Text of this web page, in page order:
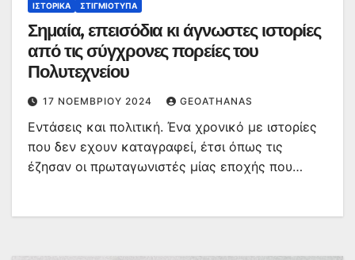
ΙΣΤΟΡΙΚΆ ΣΤΙΓΜΙΌΤΥΠΑ
Σημαία, επεισόδια κι άγνωστες ιστορίες
από τις σύγχρονες πορείες του
Πολυτεχνείου
17 ΝΟΕΜΒΡΊΟΥ 2024 GEOATHANAS
Εντάσεις και πολιτική. Ένα χρονικό με ιστορίες
που δεν εχουν καταγραφεί, έτσι όπως τις
έζησαν οι πρωταγωνιστές μίας εποχής που…